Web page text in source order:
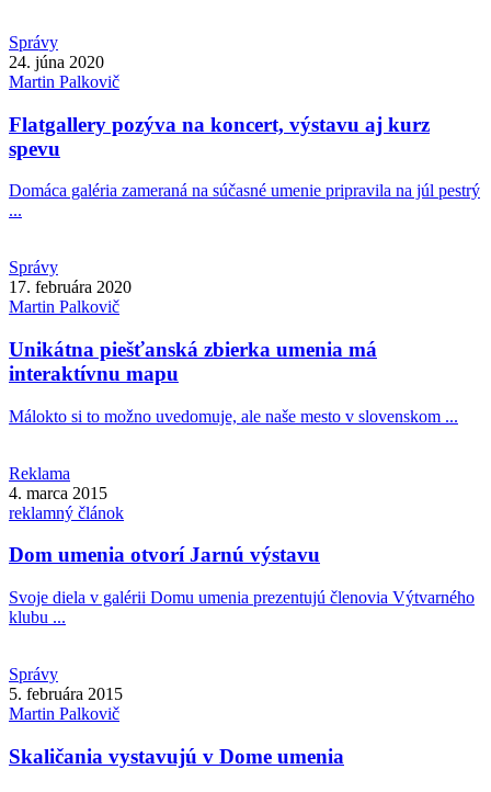
Správy
24. júna 2020
Martin Palkovič
Flatgallery pozýva na koncert, výstavu aj kurz
spevu
Domáca galéria zameraná na súčasné umenie pripravila na júl pestrý
...
Správy
17. februára 2020
Martin Palkovič
Unikátna piešťanská zbierka umenia má
interaktívnu mapu
Málokto si to možno uvedomuje, ale naše mesto v slovenskom ...
Reklama
4. marca 2015
reklamný článok
Dom umenia otvorí Jarnú výstavu
Svoje diela v galérii Domu umenia prezentujú členovia Výtvarného
klubu ...
Správy
5. februára 2015
Martin Palkovič
Skaličania vystavujú v Dome umenia